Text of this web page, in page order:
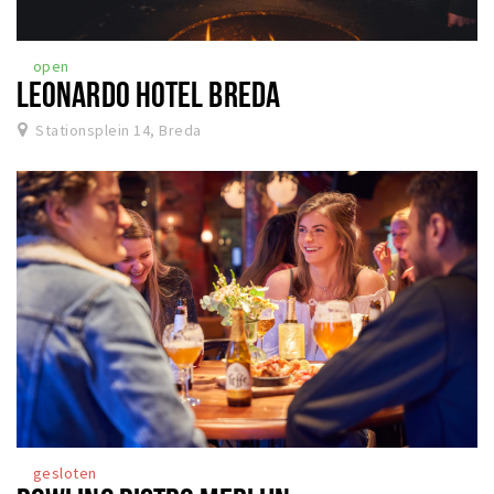
open
LEONARDO HOTEL BREDA
Stationsplein 14, Breda
gesloten